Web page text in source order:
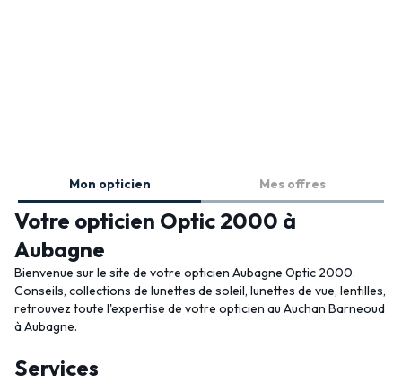
Mon opticien Mes offres
Votre opticien Optic 2000 à
Aubagne
Bienvenue sur le site de votre opticien Aubagne Optic 2000.
Conseils, collections de lunettes de soleil, lunettes de vue, lentilles,
retrouvez toute l'expertise de votre opticien au Auchan Barneoud
à Aubagne.
Services